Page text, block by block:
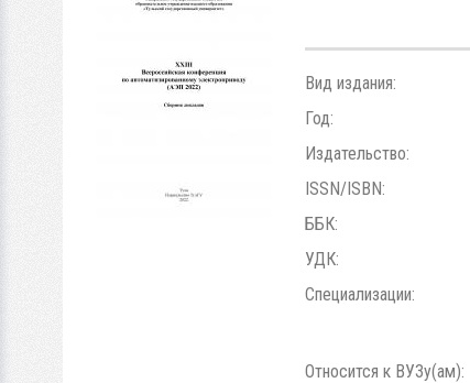
Вид издания:
Год:
Издательство:
ISSN/ISBN:
ББК:
УДК:
Специализации:
Относится к ВУЗу(ам):